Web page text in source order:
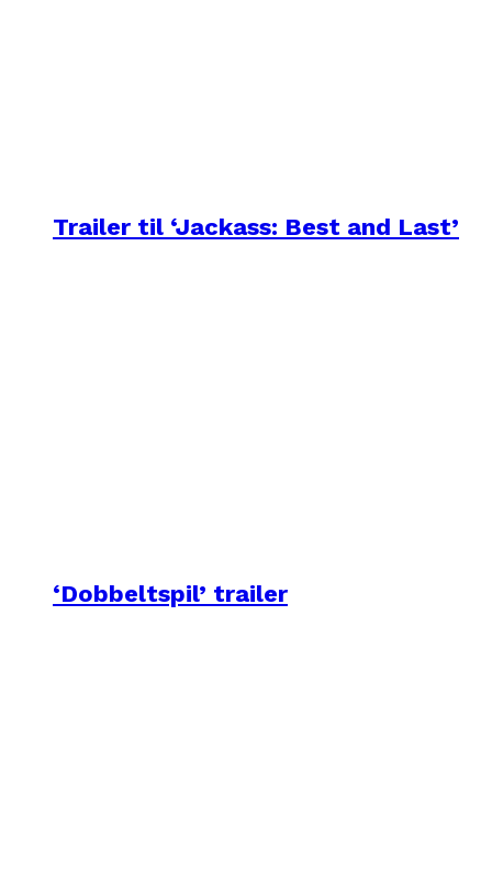
Trailer til ‘Jackass: Best and Last’
‘Dobbeltspil’ trailer